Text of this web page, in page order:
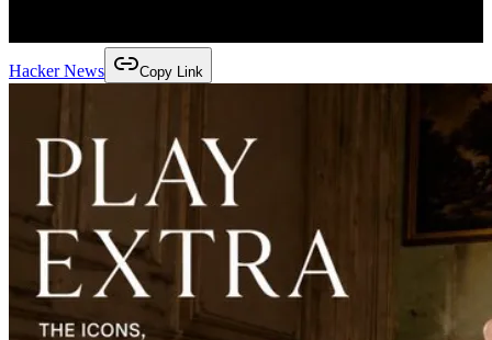
Hacker News Copy Link